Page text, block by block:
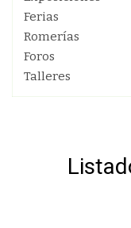
Ferias
Romerías
Foros
Talleres